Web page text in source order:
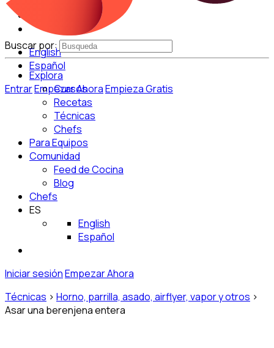
English
Español
EntrarEmpezar AhoraEmpieza Gratis
Buscar por:
Explora
Cursos
Recetas
Técnicas
Chefs
Para Equipos
Comunidad
Feed de Cocina
Blog
Chefs
ES
English
Español
Iniciar sesiónEmpezar Ahora
Técnicas > Horno, parrilla, asado, airflyer, vapor y otros >
Asar una berenjena entera